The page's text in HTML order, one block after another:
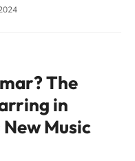
The
in
Music